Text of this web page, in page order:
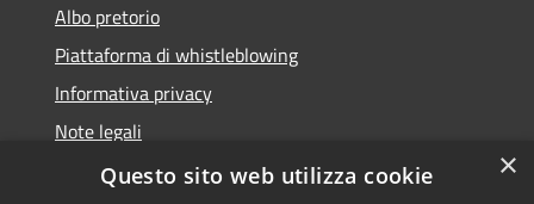
Albo pretorio
Piattaforma di whistleblowing
Informativa privacy
Note legali
Dichiarazione di accessibilità
×
Questo sito web utilizza cookie